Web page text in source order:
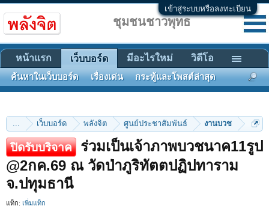
เข้าสู่ระบบหรือลงทะเบียน
... เว็บบอร์ด พลังจิต ศูนย์ประชาสัมพันธ์ งานบวช
ปิดรับบริจาค
ร่วมเป็นเจ้าภาพบวชนาค11รูป
@2กค.69 ณ วัดป่าภูริทัตตปฏิปทาราม
จ.ปทุมธานี
แท็ก: เพิ่มแท็ก
ชุมชนชาวพุทธ
หน้าแรก เว็บบอร์ด
ค้นหาในเว็บบอร์ด เรื่องเด่น กระทู้และโพสต์ล่าสุด
มีอะไรใหม่ วิดีโอ